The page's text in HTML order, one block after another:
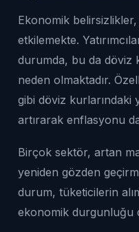
Ekonomik
etkilemekte.
durumda, bu da döviz
neden olmaktadır.
gibi döviz kurlarındaki
artırarak enflasyonu
Birçok sektör, artan
yeniden gözden
durum, tüketicilerin
ekonomik durgunluğu